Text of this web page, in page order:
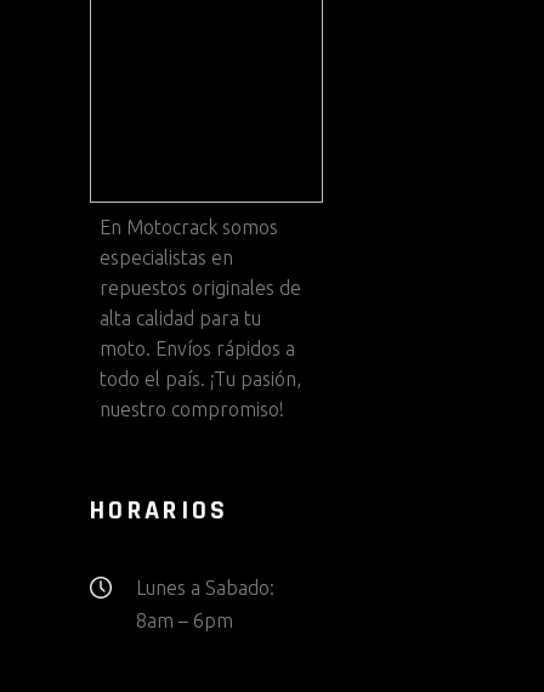
En Motocrack somos
especialistas en
repuestos originales de
alta calidad para tu
moto. Envíos rápidos a
todo el país. ¡Tu pasión,
nuestro compromiso!
HORARIOS
Lunes a Sabado:
8am – 6pm